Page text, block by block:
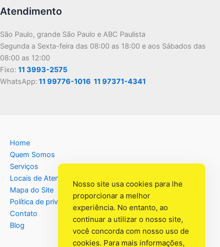
Atendimento
São Paulo, grande São Paulo e ABC Paulista
Segunda a Sexta-feira das 08:00 as 18:00 e aos Sábados das
08:00 as 12:00
Fixo: 11 3993-2575
WhatsApp: 11 99776-1016 11 97371-4341
Home
Quem Somos
Serviços
Locais de Atendimento
Mapa do Site
Política de privacidade
Contato
Blog
Nosso site usa cookies para lhe
proporcionar a melhor
experiência. No entanto, ao
continuar a utilizar o nosso site,
você concorda com nosso uso de
cookies. Para mais informações,